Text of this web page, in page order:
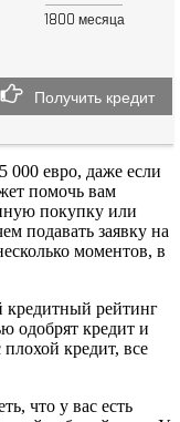
1800 месяца
Получить кредит
000 евро, даже если
помочь вам
покупку или
подавать заявку на
моментов, в
рейтинг
одобрят кредит и
кредит, все
что у вас есть